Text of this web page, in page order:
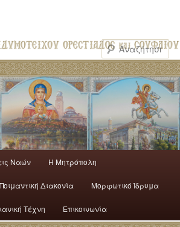
Ναών H Mητρόπολη
Ποιμαντική Διακονία Μορφωτικό Ίδρυμα
Τέχνη Επικοινωνία